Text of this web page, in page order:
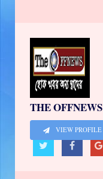
THE OFFNEWS
VIEW PROFILE